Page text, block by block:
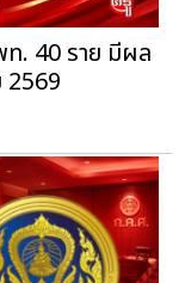
. 40 ราย มีผล